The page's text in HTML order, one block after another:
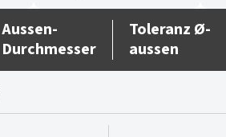
Aussen-
Durchmesser
Toleranz Ø-
aussen